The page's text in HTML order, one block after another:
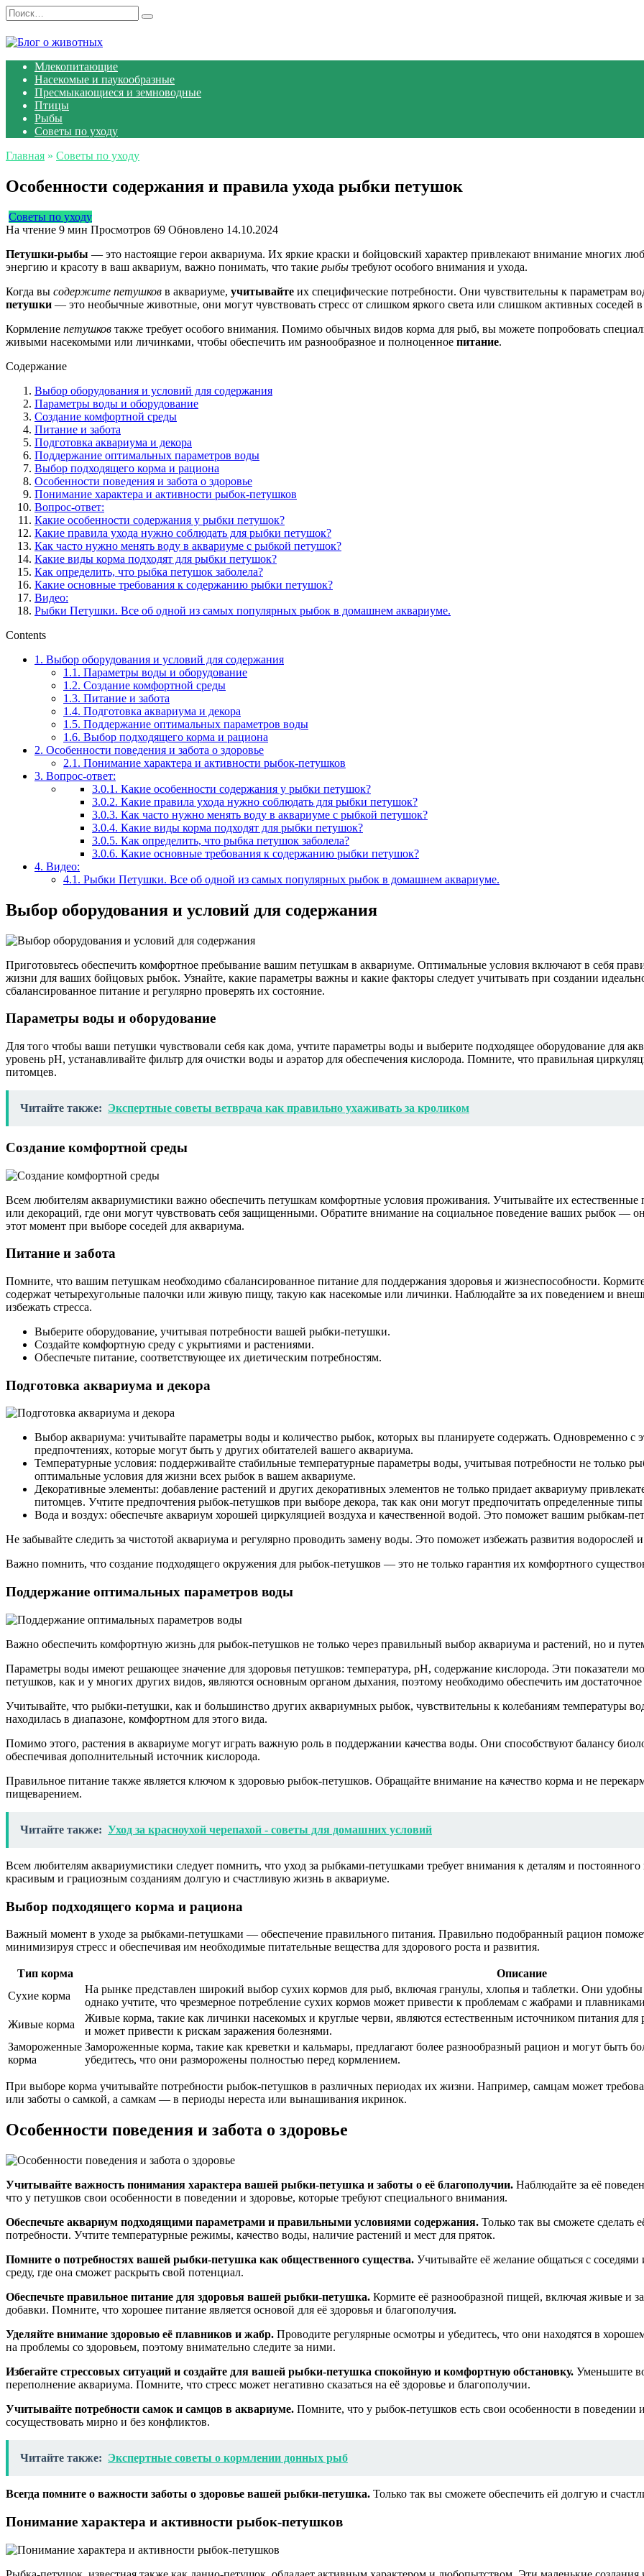
Перейти
к
содержанию
Search
for:
Млекопитающие
Насекомые и паукообразные
Пресмыкающиеся и земноводные
Птицы
Рыбы
Советы по уходу
Главная » Советы по уходу
Особенности содержания и правила ухода рыбки петушок
Советы по уходу
На чтение 9 мин Просмотров 69 Обновлено 14.10.2024
Петушки-рыбы — это настоящие герои аквариума. Их яркие краски и бойцовский характер привлекают внимание многих
энергию и красоту в ваш аквариум, важно понимать, что такие рыбы требуют особого внимания и ухода.
Когда вы содержите петушков в аквариуме, учитывайте их специфические потребности. Они чувствительны к параметрам
петушки — это необычные животные, они могут чувствовать стресс от слишком яркого света или слишком активных соседей
Кормление петушков также требует особого внимания. Помимо обычных видов корма для рыб, вы можете попробовать
живыми насекомыми или личинками, чтобы обеспечить им разнообразное и полноценное питание.
Содержание
Выбор оборудования и условий для содержания
Параметры воды и оборудование
Создание комфортной среды
Питание и забота
Подготовка аквариума и декора
Поддержание оптимальных параметров воды
Выбор подходящего корма и рациона
Особенности поведения и забота о здоровье
Понимание характера и активности рыбок-петушков
Вопрос-ответ:
Какие особенности содержания у рыбки петушок?
Какие правила ухода нужно соблюдать для рыбки петушок?
Как часто нужно менять воду в аквариуме с рыбкой петушок?
Какие виды корма подходят для рыбки петушок?
Как определить, что рыбка петушок заболела?
Какие основные требования к содержанию рыбки петушок?
Видео:
Рыбки Петушки. Все об одной из самых популярных рыбок в домашнем аквариуме.
Contents
1. Выбор оборудования и условий для содержания
1.1. Параметры воды и оборудование
1.2. Создание комфортной среды
1.3. Питание и забота
1.4. Подготовка аквариума и декора
1.5. Поддержание оптимальных параметров воды
1.6. Выбор подходящего корма и рациона
2. Особенности поведения и забота о здоровье
2.1. Понимание характера и активности рыбок-петушков
3. Вопрос-ответ:
3.0.1. Какие особенности содержания у рыбки петушок?
3.0.2. Какие правила ухода нужно соблюдать для рыбки петушок?
3.0.3. Как часто нужно менять воду в аквариуме с рыбкой петушок?
3.0.4. Какие виды корма подходят для рыбки петушок?
3.0.5. Как определить, что рыбка петушок заболела?
3.0.6. Какие основные требования к содержанию рыбки петушок?
4. Видео:
4.1. Рыбки Петушки. Все об одной из самых популярных рыбок в домашнем аквариуме.
Выбор оборудования и условий для содержания
Приготовьтесь обеспечить комфортное пребывание вашим петушкам в аквариуме. Оптимальные условия включают в себя
жизни для ваших бойцовых рыбок. Узнайте, какие параметры важны и какие факторы следует учитывать при создании
сбалансированное питание и регулярно проверять их состояние.
Параметры воды и оборудование
Для того чтобы ваши петушки чувствовали себя как дома, учтите параметры воды и выберите подходящее оборудование для
уровень pH, устанавливайте фильтр для очистки воды и аэратор для обеспечения кислорода. Помните, что правильная
питомцев.
Читайте также: Экспертные советы ветврача как правильно ухаживать за кроликом
Создание комфортной среды
Всем любителям аквариумистики важно обеспечить петушкам комфортные условия проживания. Учитывайте их естественные
или декораций, где они могут чувствовать себя защищенными. Обратите внимание на социальное поведение ваших рыбок —
этот момент при выборе соседей для аквариума.
Питание и забота
Помните, что вашим петушкам необходимо сбалансированное питание для поддержания здоровья и жизнеспособности.
содержат четырехугольные палочки или живую пищу, такую как насекомые или личинки. Наблюдайте за их поведением и
избежать стресса.
Выберите оборудование, учитывая потребности вашей рыбки-петушки.
Создайте комфортную среду с укрытиями и растениями.
Обеспечьте питание, соответствующее их диетическим потребностям.
Подготовка аквариума и декора
Выбор аквариума: учитывайте параметры воды и количество рыбок, которых вы планируете содержать. Одновременно
предпочтениях, которые могут быть у других обитателей вашего аквариума.
Температурные условия: поддерживайте стабильные температурные параметры воды, учитывая потребности не только
оптимальные условия для жизни всех рыбок в вашем аквариуме.
Декоративные элементы: добавление растений и других декоративных элементов не только придает аквариуму
питомцев. Учтите предпочтения рыбок-петушков при выборе декора, так как они могут предпочитать определенные типы
Вода и воздух: обеспечьте аквариум хорошей циркуляцией воздуха и качественной водой. Это поможет вашим рыбкам-
Не забывайте следить за чистотой аквариума и регулярно проводить замену воды. Это поможет избежать развития
Важно помнить, что создание подходящего окружения для рыбок-петушков — это не только гарантия их комфортного
Поддержание оптимальных параметров воды
Важно обеспечить комфортную жизнь для рыбок-петушков не только через правильный выбор аквариума и растений, но и
Параметры воды имеют решающее значение для здоровья петушков: температура, pH, содержание кислорода. Эти показатели
петушков, как и у многих других видов, являются основным органом дыхания, поэтому необходимо обеспечить им достаточное
Учитывайте, что рыбки-петушки, как и большинство других аквариумных рыбок, чувствительны к колебаниям температуры
находилась в диапазоне, комфортном для этого вида.
Помимо этого, растения в аквариуме могут играть важную роль в поддержании качества воды. Они способствуют балансу
обеспечивая дополнительный источник кислорода.
Правильное питание также является ключом к здоровью рыбок-петушков. Обращайте внимание на качество корма и не
пищеварением.
Читайте также: Уход за красноухой черепахой - советы для домашних условий
Всем любителям аквариумистики следует помнить, что уход за рыбками-петушками требует внимания к деталям и
красивым и грациозным созданиям долгую и счастливую жизнь в аквариуме.
Выбор подходящего корма и рациона
Важный момент в уходе за рыбками-петушками — обеспечение правильного питания. Правильно подобранный рацион
минимизируя стресс и обеспечивая им необходимые питательные вещества для здорового роста и развития.
Тип корма
Описание
Сухие корма
На рынке представлен широкий выбор сухих кормов для рыб, включая гранулы, хлопья и таблетки. Они
однако учтите, что чрезмерное потребление сухих кормов может привести к проблемам с жабрами и
Живые корма
Живые корма, такие как личинки насекомых и круглые черви, являются естественным источником питания
и может привести к рискам заражения болезнями.
Замороженные
корма
Замороженные корма, такие как креветки и кальмары, предлагают более разнообразный рацион и могут быть
убедитесь, что они разморожены полностью перед кормлением.
При выборе корма учитывайте потребности рыбок-петушков в различных периодах их жизни. Например, самцам может
или заботы о самкой, а самкам — в периоды нереста или вынашивания икринок.
Особенности поведения и забота о здоровье
Учитывайте важность понимания характера вашей рыбки-петушка и заботы о её благополучии. Наблюдайте за её
что у петушков свои особенности в поведении и здоровье, которые требуют специального внимания.
Обеспечьте аквариум подходящими параметрами и правильными условиями содержания. Только так вы сможете сделать
потребности. Учтите температурные режимы, качество воды, наличие растений и мест для пряток.
Помните о потребностях вашей рыбки-петушка как общественного существа. Учитывайте её желание общаться с соседями
среду, где она сможет раскрыть свой потенциал.
Обеспечьте правильное питание для здоровья вашей рыбки-петушка. Кормите её разнообразной пищей, включая живые и
добавки. Помните, что хорошее питание является основой для её здоровья и благополучия.
Уделяйте внимание здоровью её плавников и жабр. Проводите регулярные осмотры и убедитесь, что они находятся в
на проблемы со здоровьем, поэтому внимательно следите за ними.
Избегайте стрессовых ситуаций и создайте для вашей рыбки-петушка спокойную и комфортную обстановку. Уменьшите
переполнение аквариума. Помните, что стресс может негативно сказаться на её здоровье и благополучии.
Учитывайте потребности самок и самцов в аквариуме. Помните, что у рыбок-петушков есть свои особенности в поведении
сосуществовать мирно и без конфликтов.
Читайте также: Экспертные советы о кормлении донных рыб
Всегда помните о важности заботы о здоровье вашей рыбки-петушка. Только так вы сможете обеспечить ей долгую и
Понимание характера и активности рыбок-петушков